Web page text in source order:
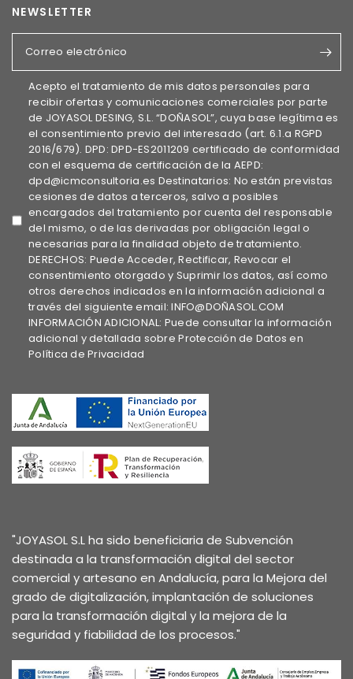
NEWSLETTER
Correo electrónico
Acepto el tratamiento de mis datos personales para
recibir ofertas y comunicaciones comerciales por parte
de JOYASOL DESING, S.L. “DOÑASOL”, cuya base legítima es
el consentimiento previo del interesado (art. 6.1.a RGPD
2016/679). DPD: DPD-ES2011209 certificado de conformidad
con el esquema de certificación de la AEPD:
dpd@icmconsultoria.es Destinatarios: No están previstas
cesiones de datos a terceros, salvo a posibles
encargados del tratamiento por cuenta del responsable
del mismo, o de las derivadas por obligación legal o
necesarias para la finalidad objeto de tratamiento.
DERECHOS: Puede Acceder, Rectificar, Revocar el
consentimiento otorgado y Suprimir los datos, así como
otros derechos indicados en la información adicional a
través del siguiente email: INFO@DOÑASOL.COM
INFORMACIÓN ADICIONAL: Puede consultar la información
adicional y detallada sobre Protección de Datos en
Política de Privacidad
"JOYASOL S.L ha sido beneficiaria de Subvención
destinada a la transformación digital del sector
comercial y artesano en Andalucía, para la Mejora del
grado de digitalización, implantación de soluciones
para la transformación digital y la mejora de la
seguridad y fiabilidad de los procesos."